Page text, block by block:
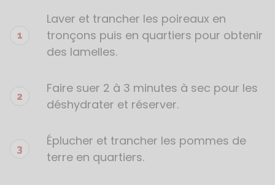
de
Laver et trancher les poireaux en
tronçons puis en quartiers pour obtenir
des lamelles.
Faire suer 2 à 3 minutes à sec pour les
déshydrater et réserver.
Éplucher et trancher les pommes de
terre en quartiers.